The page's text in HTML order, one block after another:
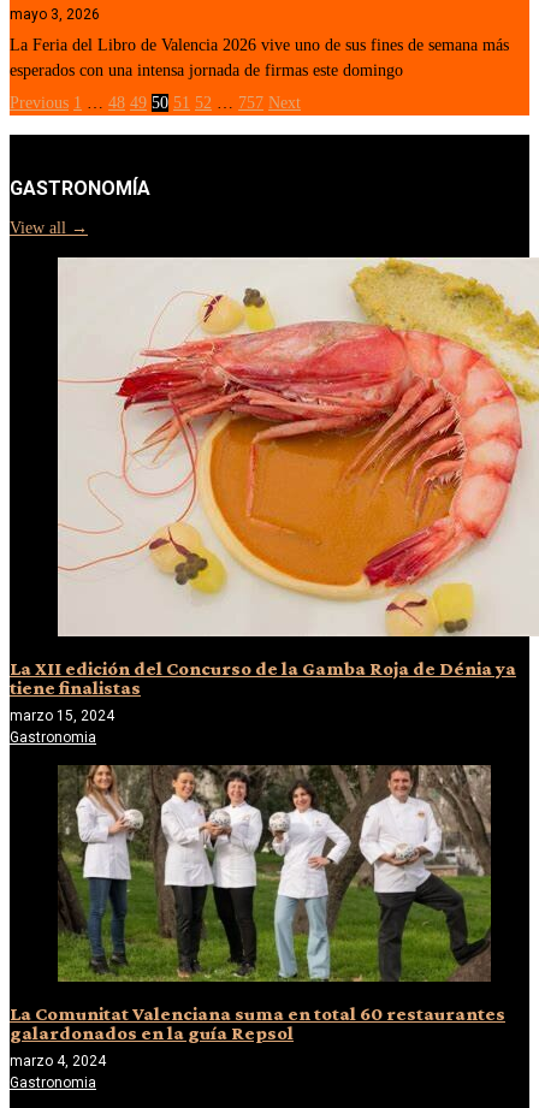
mayo 3, 2026
La Feria del Libro de Valencia 2026 vive uno de sus fines de semana más
esperados con una intensa jornada de firmas este domingo
Previous 1 … 48 49 50 51 52 … 757 Next
GASTRONOMÍA
View all →
La XII edición del Concurso de la Gamba Roja de Dénia ya
tiene finalistas
marzo 15, 2024
Gastronomia
La Comunitat Valenciana suma en total 60 restaurantes
galardonados en la guía Repsol
marzo 4, 2024
Gastronomia